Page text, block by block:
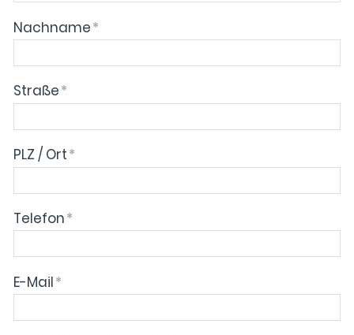
Nachname*
Straße*
PLZ / Ort*
Telefon*
E-Mail*